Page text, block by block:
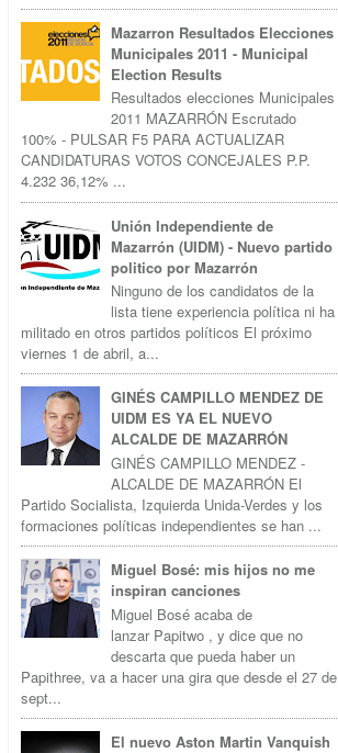
Mazarron Resultados Elecciones
Municipales 2011 - Municipal
Election Results
Resultados elecciones Municipales
2011 MAZARRÓN Escrutado
100% - PULSAR F5 PARA ACTUALIZAR
CANDIDATURAS VOTOS CONCEJALES P.P.
4.232 36,12% ...
Unión Independiente de
Mazarrón (UIDM) - Nuevo partido
politico por Mazarrón
Ninguno de los candidatos de la
lista tiene experiencia política ni ha
militado en otros partidos políticos El próximo
viernes 1 de abril, a...
GINÉS CAMPILLO MENDEZ DE
UIDM ES YA EL NUEVO
ALCALDE DE MAZARRÓN
GINÉS CAMPILLO MENDEZ -
ALCALDE DE MAZARRÓN El
Partido Socialista, Izquierda Unida-Verdes y los
formaciones políticas independientes se han ...
Miguel Bosé: mis hijos no me
inspiran canciones
Miguel Bosé acaba de
lanzar Papitwo , y dice que no
descarta que pueda haber un
Papithree, va a hacer una gira que desde el 27 de
sept...
El nuevo Aston Martin Vanquish